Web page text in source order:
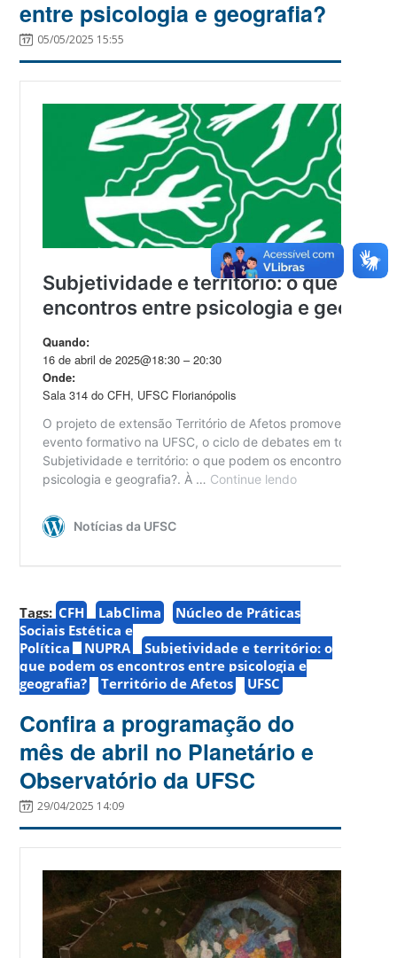
entre psicologia e geografia?
05/05/2025 15:55
Tags: CFH LabClima
Núcleo de Práticas
Sociais Estética e
Política
NUPRA
Subjetividade e território: o
que podem os encontros entre psicologia e
geografia?
Território de Afetos UFSC
Confira a programação do
mês de abril no Planetário e
Observatório da UFSC
29/04/2025 14:09